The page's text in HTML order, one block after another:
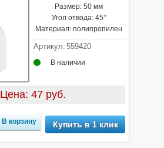
Размер: 50 мм
Угол отвода: 45°
Материал: полипропилен
Артикул: 559420
В наличии
Цена: 47 руб.
Купить в 1 клик